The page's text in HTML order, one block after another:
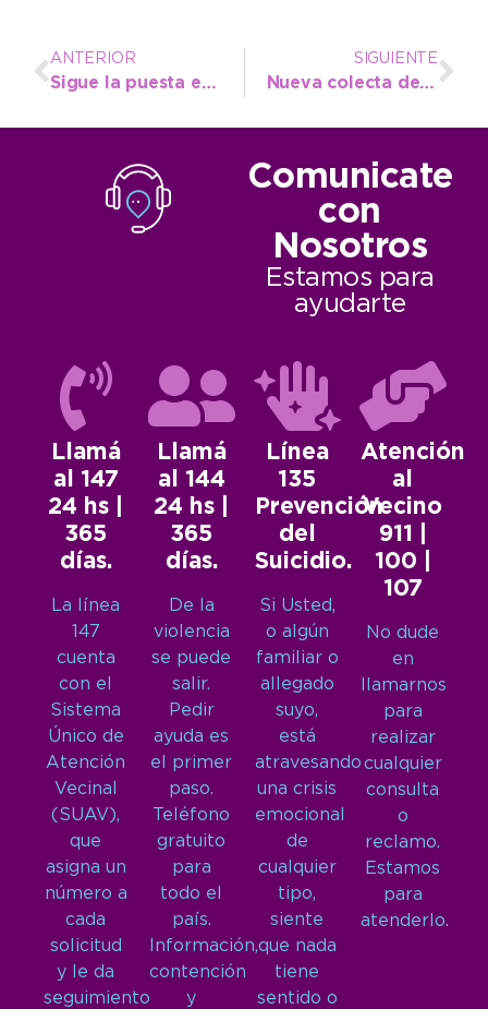
ANTERIOR
Sigue la puesta en valor de distintas plazas de la ciudad
SIGUIENTE
Nueva colecta de sangre y registro de médula ósea en el Hospital Municipal
Comunicate
con
Nosotros
Estamos para
ayudarte
Llamá
al 147
24 hs |
365
días.
La línea
147
cuenta
con el
Sistema
Único de
Atención
Vecinal
(SUAV),
que
asigna un
número a
cada
solicitud
y le da
seguimiento
Llamá
al 144
24 hs |
365
días.
De la
violencia
se puede
salir.
Pedir
ayuda es
el primer
paso.
Teléfono
gratuito
para
todo el
país.
Información,
contención
y
Línea
135
Prevención
del
Suicidio.
Si Usted,
o algún
familiar o
allegado
suyo,
está
atravesando
una crisis
emocional
de
cualquier
tipo,
siente
que nada
tiene
sentido o
Atención
al
Vecino
911 |
100 |
107
No dude
en
llamarnos
para
realizar
cualquier
consulta
o
reclamo.
Estamos
para
atenderlo.